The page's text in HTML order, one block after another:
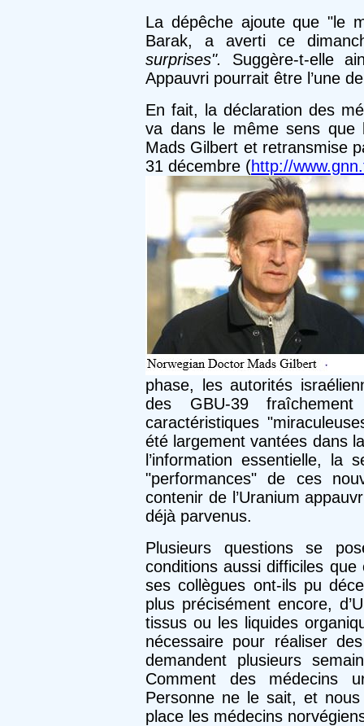
La dépêche ajoute que "le
Barak, a averti ce
surprises".
Suggère-t-elle
Appauvri pourrait être l’une
En fait, la déclaration des
va dans le même sens que
Mads Gilbert et retransmise
31 décembre (http://
phase, les autorités
des GBU-39
caractéristiques
été largement vantées dans
l’information essentielle, la
"performances" de ces
contenir de l’Uranium
déjà parvenus.
Plusieurs questions se
conditions aussi difficiles
ses collègues ont-ils pu
plus précisément encore,
tissus ou les liquides
nécessaire pour réaliser
demandent plusieurs
Comment des médecins
Personne ne le sait, et
place les médecins